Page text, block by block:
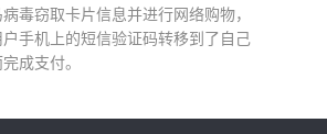
毒窃取卡片信息并进行网络购物，
手机上的短信验证码转移到了自己
成支付。